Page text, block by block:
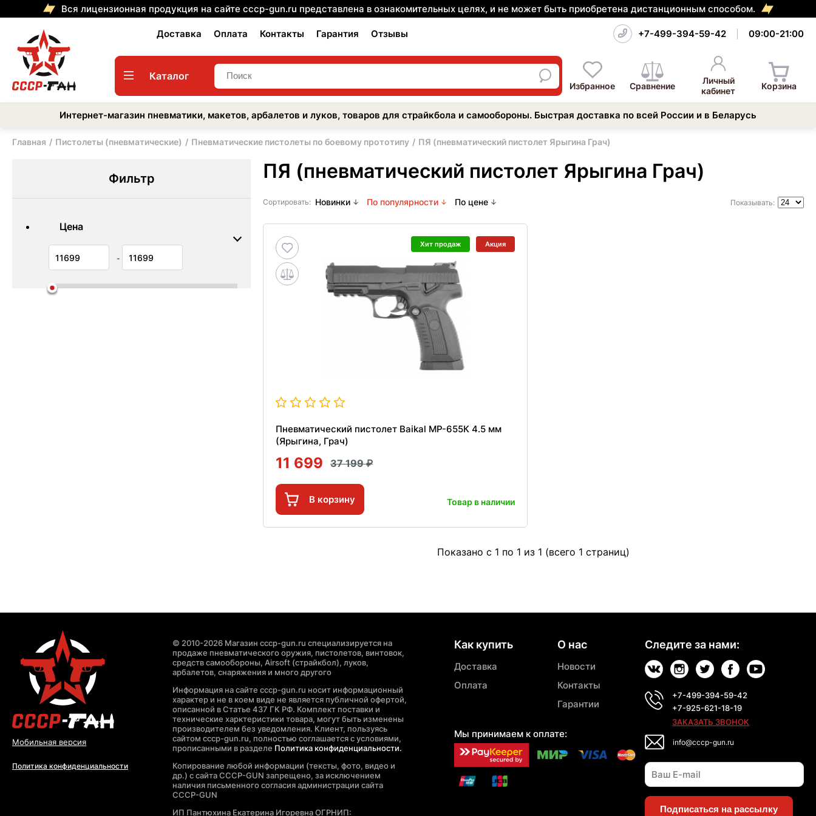
Вся лицензионная продукция на сайте cccp-gun.ru представлена в ознакомительных целях, и не может быть приобретена дистанционным способом.
Доставка Оплата Контакты Гарантия Отзывы +7-499-394-59-42 09:00-21:00
Каталог
Избранное Сравнение
Личный
кабинет
Корзина
Интернет-магазин пневматики, макетов, арбалетов и луков, товаров для страйкбола и самообороны. Быстрая доставка по всей России и в Беларусь
Главная Пистолеты (пневматические) Пневматические пистолеты по боевому прототипу ПЯ (пневматический пистолет Ярыгина Грач)
Фильтр
Цена
-
ПЯ (пневматический пистолет Ярыгина Грач)
Сортировать: Новинки По популярности По цене Показывать:
Хит продаж Акция
Пневматический пистолет Baikal МР-655К 4.5 мм
(Ярыгина, Грач)
11 699 37 199
В корзину Товар в наличии
Показано с 1 по 1 из 1 (всего 1 страниц)
Мобильная версия
Политика конфиденциальности
© 2010-2026 Магазин cccp-gun.ru специализируется на
продаже пневматического оружия, пистолетов, винтовок,
средств самообороны, Airsoft (страйкбол), луков,
арбалетов, снаряжения и много другого
Информация на сайте cccp-gun.ru носит информационный
характер и не в коем виде не является публичной офертой,
описанной в Статье 437 ГК РФ. Комплект поставки и
технические харктеристики товара, могут быть изменены
производителем без уведомления. Клиент, пользуясь
сайтом cccp-gun.ru, полностью соглашается с условиями,
прописанными в разделе Политика конфиденциальности.
Копирование любой информации (тексты, фото, видео и
др.) с сайта CCCP-GUN запрещено, за исключением
наличия письменного согласия администрации сайта
CCCP-GUN
ИП Пантюхина Екатерина Игоревна ОГРНИП:
Как купить
Доставка
Оплата
Мы принимаем к оплате:
О нас
Новости
Контакты
Гарантии
Следите за нами:
+7-499-394-59-42
+7-925-621-18-19
ЗАКАЗАТЬ ЗВОНОК
info@cccp-gun.ru
Подписаться на рассылку